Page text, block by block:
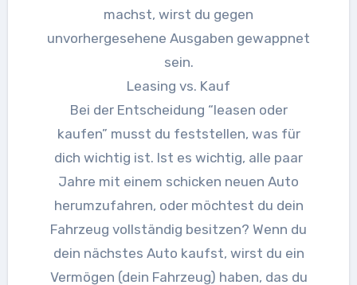
machst, wirst du gegen
unvorhergesehene Ausgaben gewappnet
sein.
Leasing vs. Kauf
Bei der Entscheidung “leasen oder
kaufen” musst du feststellen, was für
dich wichtig ist. Ist es wichtig, alle paar
Jahre mit einem schicken neuen Auto
herumzufahren, oder möchtest du dein
Fahrzeug vollständig besitzen? Wenn du
dein nächstes Auto kaufst, wirst du ein
Vermögen (dein Fahrzeug) haben, das du